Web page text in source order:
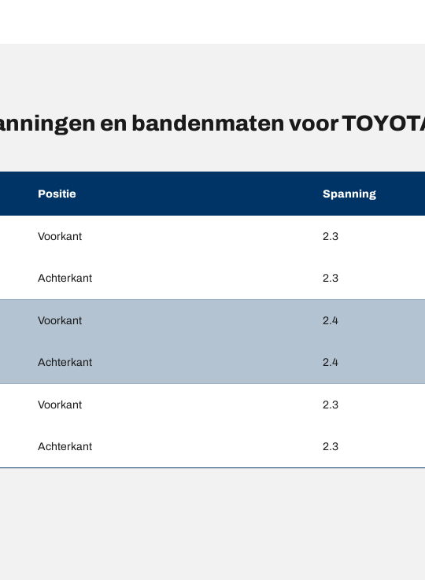
en bandenmaten voor
Positie Spanning
Voorkant 2.3
Achterkant 2.3
Voorkant 2.4
Achterkant 2.4
Voorkant 2.3
Achterkant 2.3